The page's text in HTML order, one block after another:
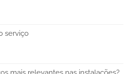
serviço